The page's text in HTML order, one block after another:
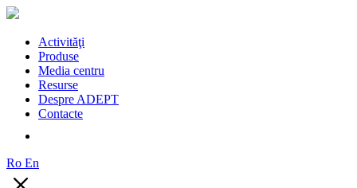
Activităţi
Produse
Media centru
Resurse
Despre ADEPT
Contacte
Ro En